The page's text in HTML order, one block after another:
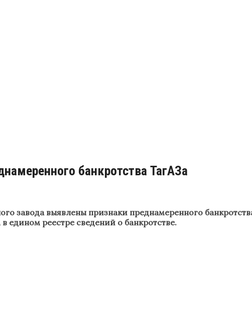
банкротства ТагАЗа
завода выявлены признаки преднамеренного
реестре сведений о банкротстве.